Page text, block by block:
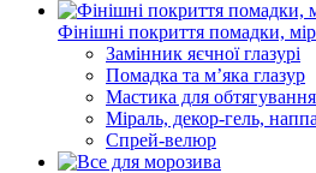
Фінішні покриття помадки,
Замінник яєчної глазурі
Помадка та мʼяка глазур
Мастика для
Міраль, декор-гель,
Спрей-велюр